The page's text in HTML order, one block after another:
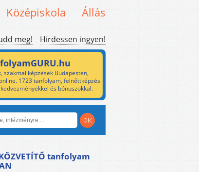
Középiskola Állás
meg! Hirdessen ingyen!
szakmai képzések Budapesten,
1723 tanfolyam, felnőttképzés
és bónuszokkal.
tanfolyam